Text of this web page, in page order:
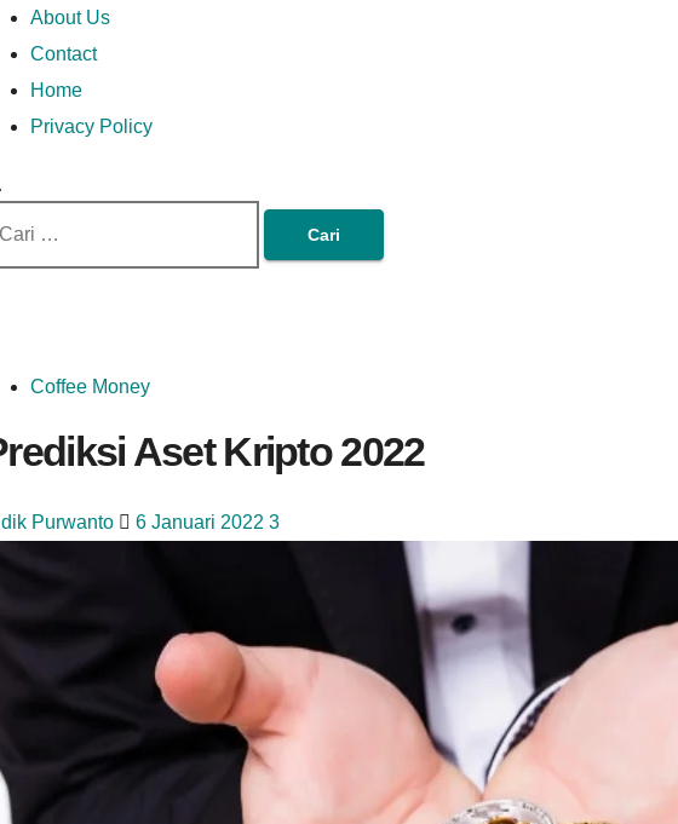
Skip
to
content
Money In Every
Way
Lets Talk About MoneyIn Every Way
About Us
Contact
Home
Privacy Policy
Coffee Money
Aset Kripto 2022
Purwanto 6 Januari 2022 3